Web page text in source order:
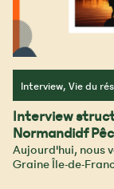
Interview, Vie du
Interview
Normandidf
Aujourd'hui, nous
Graine Île-de-